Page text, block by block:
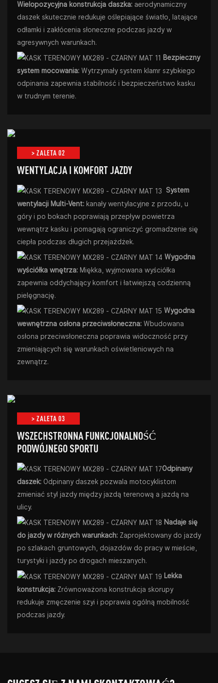
Wielopozycyjna konstrukcja daszka: aerodynamiczny
daszek skutecznie redukuje oślepiające światło, latające
odłamki i zakłócenia słoneczne podczas jazdy w
agresywnych warunkach.
Bezpieczny
system mocowania: Wytrzymały system klamr szybkiego
odpinania zapewnia stabilność i bezpieczeństwo kasku
w trudnym terenie.
> ZALETA 02
WENTYLACJA I KOMFORT JAZDY
System
wentylacji Multi-Vent: kanały wentylacyjne z przodu, u
góry i po bokach poprawiają przepływ powietrza
wewnątrz kasku i pomagają ograniczyć gromadzenie się
ciepła podczas długich przejażdżek.
Wygodna
wyściółka wnętrza: Miękka, wyjmowana wyściółka
zapewnia oddychający komfort i łatwiejszą codzienną
pielęgnację.
Wygodna
wewnętrzna osłona przeciwsłoneczna: Wbudowana
osłona przeciwsłoneczna poprawia widoczność przy
zmieniających się warunkach oświetleniowych na
zewnątrz.
> ZALETA 03
WSZECHSTRONNA FUNKCJONALNOŚĆ
PODWÓJNEGO SPORTU
Odpinany
daszek: Odpinany daszek pozwala motocyklistom
zmieniać styl jazdy między jazdą terenową a jazdą na
ulicy.
Nadaje się
do jazdy w różnych warunkach: Zaprojektowany do jazdy
po szlakach gruntowych, dojazdów do pracy w mieście,
turystyki i jazdy po drogach mieszanych.
Lekka
konstrukcja: Zrównoważona konstrukcja skorupy
redukuje zmęczenie szyi i poprawia ogólną mobilność
podczas jazdy.